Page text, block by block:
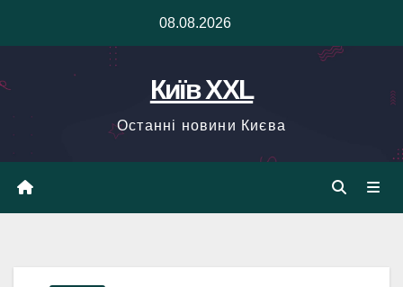
08.08.2026
Київ XXL
Останні новини Києва